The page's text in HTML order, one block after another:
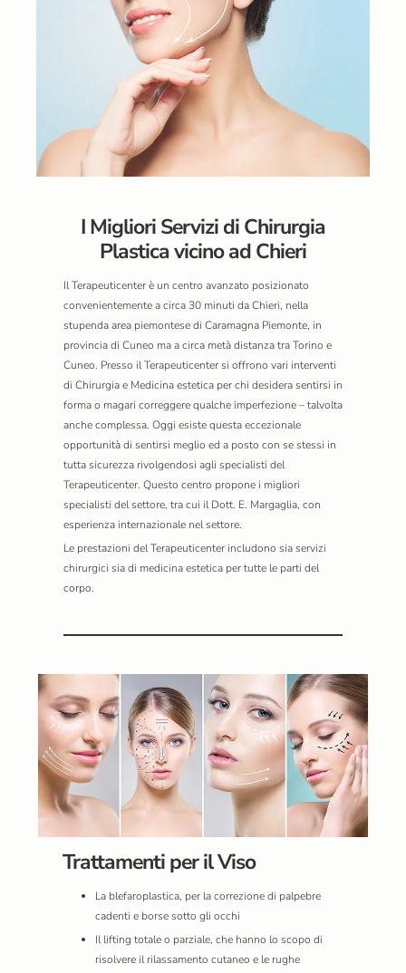
I Migliori Servizi di Chirurgia
Plastica vicino ad Chieri
Il Terapeuticenter è un centro avanzato posizionato
convenientemente a circa 30 minuti da Chieri, nella
stupenda area piemontese di Caramagna Piemonte, in
provincia di Cuneo ma a circa metà distanza tra Torino e
Cuneo. Presso il Terapeuticenter si offrono vari interventi
di Chirurgia e Medicina estetica per chi desidera sentirsi in
forma o magari correggere qualche imperfezione – talvolta
anche complessa. Oggi esiste questa eccezionale
opportunità di sentirsi meglio ed a posto con se stessi in
tutta sicurezza rivolgendosi agli specialisti del
Terapeuticenter. Questo centro propone i migliori
specialisti del settore, tra cui il Dott. E. Margaglia, con
esperienza internazionale nel settore.
Le prestazioni del Terapeuticenter includono sia servizi
chirurgici sia di medicina estetica per tutte le parti del
corpo.
Trattamenti per il Viso
La blefaroplastica, per la correzione di palpebre
cadenti e borse sotto gli occhi
Il lifting totale o parziale, che hanno lo scopo di
risolvere il rilassamento cutaneo e le rughe